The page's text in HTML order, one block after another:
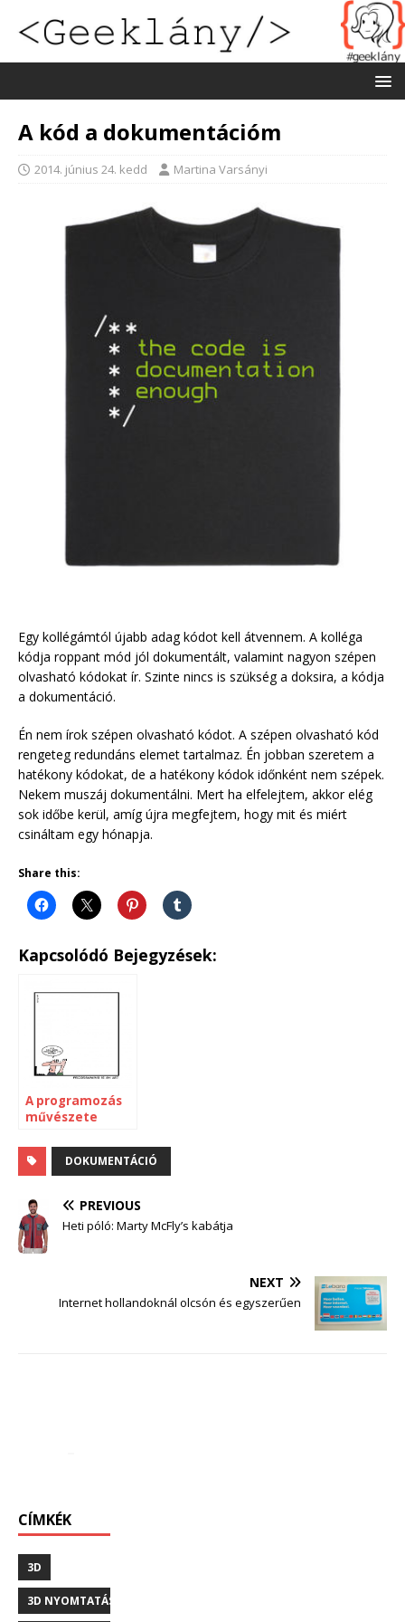
A kód a dokumentációm
2014. június 24. kedd Martina Varsányi
Egy kollégámtól újabb adag kódot kell átvennem. A kolléga
kódja roppant mód jól dokumentált, valamint nagyon szépen
olvasható kódokat ír. Szinte nincs is szükség a doksira, a kódja
a dokumentáció.
Én nem írok szépen olvasható kódot. A szépen olvasható kód
rengeteg redundáns elemet tartalmaz. Én jobban szeretem a
hatékony kódokat, de a hatékony kódok időnként nem szépek.
Nekem muszáj dokumentálni. Mert ha elfelejtem, akkor elég
sok időbe kerül, amíg újra megfejtem, hogy mit és miért
csináltam egy hónapja.
Share this:
Kapcsolódó Bejegyzések:
A programozás
művészete
DOKUMENTÁCIÓ
PREVIOUS
Heti póló: Marty McFly’s kabátja
NEXT
Internet hollandoknál olcsón és egyszerűen
CÍMKÉK
3D
3D NYOMTATÁS